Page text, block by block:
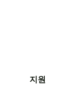
지원